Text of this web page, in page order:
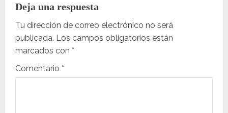
c
i
ó
n
Deja una respuesta
Tu dirección de correo electrónico no será
publicada. Los campos obligatorios están
marcados con *
Comentario *